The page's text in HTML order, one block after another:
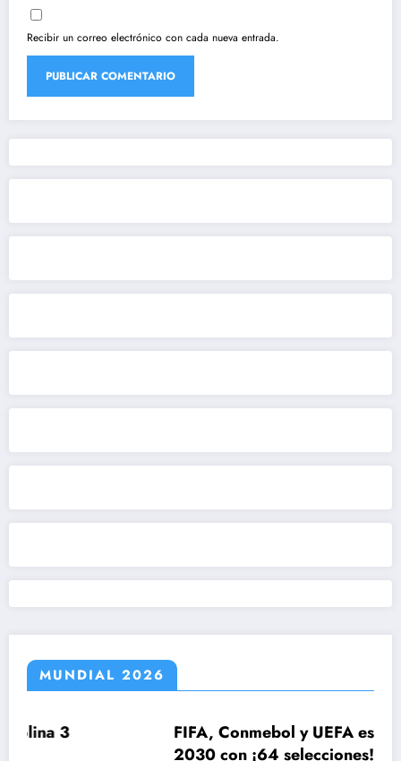
Recibir un correo electrónico con cada nueva entrada.
MUNDIAL 2026
FIFA, Conmebol y UEFA estudian el
2030 con ¡64 selecciones!